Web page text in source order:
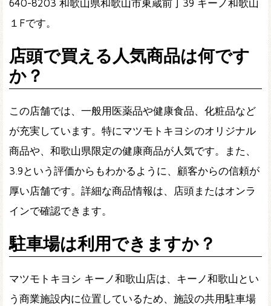
640-8203 和歌山県和歌山市東蔵前丁39 キーノ和歌山
１Fです。
店頭で買える人気商品は何です
か？
この店舗では、一般用医薬品や健康食品、化粧品など
が充実しています。特にマツモトキヨシのオリジナル
商品や、和歌山県限定の健康商品が人気です。また、
3.9という評価からもわかるように、顧客からの信頼が
厚い店舗です。詳細な商品情報は、店頭またはオンラ
インで確認できます。
駐車場は利用できますか？
マツモトキヨシ キーノ和歌山店は、キーノ和歌山とい
う商業施設内に位置しているため、施設の共用駐車場